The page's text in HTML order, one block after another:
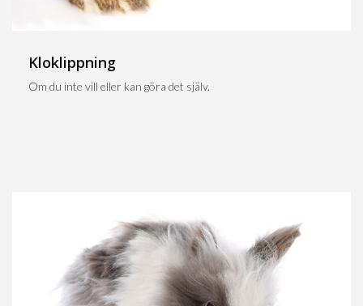
Kloklippning
Om du inte vill eller kan göra det själv.